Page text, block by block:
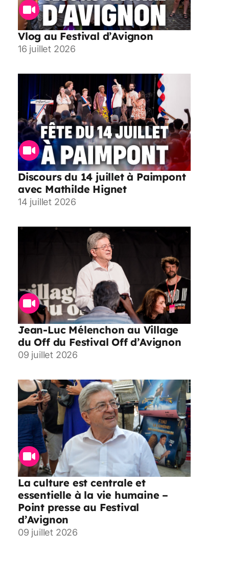
Vlog au Festival d’Avignon
16 juillet 2026
Discours du 14 juillet à Paimpont
avec Mathilde Hignet
14 juillet 2026
Jean-Luc Mélenchon au Village
du Off du Festival Off d’Avignon
09 juillet 2026
La culture est centrale et
essentielle à la vie humaine –
Point presse au Festival
d’Avignon
09 juillet 2026